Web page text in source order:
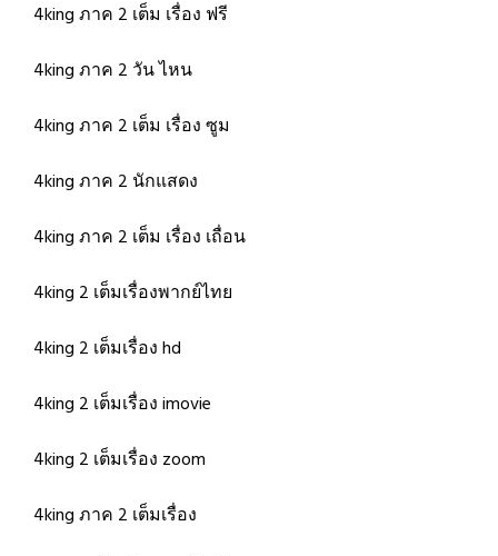
4king ภาค 2 เต็ม เรื่อง ฟรี
4king ภาค 2 วัน ไหน
4king ภาค 2 เต็ม เรื่อง ซูม
4king ภาค 2 นักแสดง
4king ภาค 2 เต็ม เรื่อง เถื่อน
4king 2 เต็มเรื่องพากย์ไทย
4king 2 เต็มเรื่อง hd
4king 2 เต็มเรื่อง imovie
4king 2 เต็มเรื่อง zoom
4king ภาค 2 เต็มเรื่อง